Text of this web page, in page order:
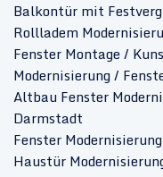
Balkontür mit
Rollladem
Fenster Montage /
Modernisierung /
Altbau Fenster
Darmstadt
Fenster
Haustür